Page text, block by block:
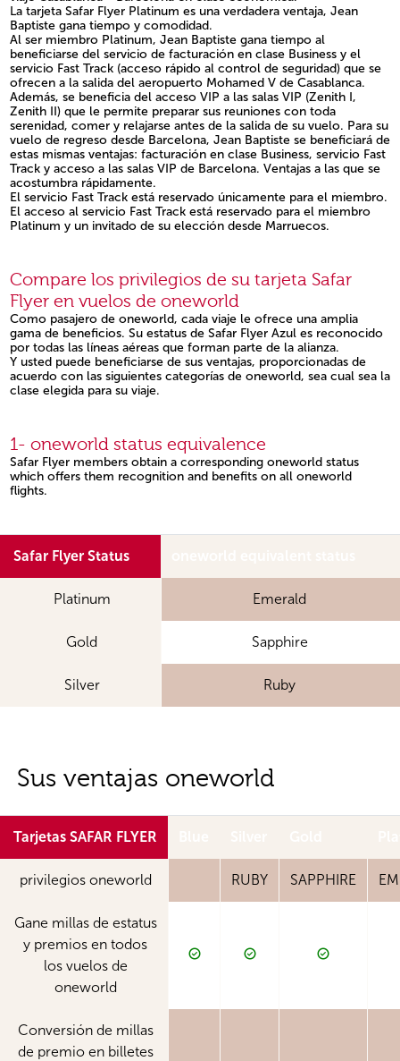
La tarjeta Safar Flyer Platinum es una verdadera ventaja, Jean
Baptiste gana tiempo y comodidad.
Al ser miembro Platinum, Jean Baptiste gana tiempo al
beneficiarse del servicio de facturación en clase Business y el
servicio Fast Track (acceso rápido al control de seguridad) que se
ofrecen a la salida del aeropuerto Mohamed V de Casablanca.
Además, se beneficia del acceso VIP a las salas VIP (Zenith I,
Zenith II) que le permite preparar sus reuniones con toda
serenidad, comer y relajarse antes de la salida de su vuelo. Para su
vuelo de regreso desde Barcelona, Jean Baptiste se beneficiará de
estas mismas ventajas: facturación en clase Business, servicio Fast
Track y acceso a las salas VIP de Barcelona. Ventajas a las que se
acostumbra rápidamente.
El servicio Fast Track está reservado únicamente para el miembro.
El acceso al servicio Fast Track está reservado para el miembro
Platinum y un invitado de su elección desde Marruecos.
Compare los privilegios de su tarjeta Safar
Flyer en vuelos de oneworld
Como pasajero de oneworld, cada viaje le ofrece una amplia
gama de beneficios. Su estatus de Safar Flyer Azul es reconocido
por todas las líneas aéreas que forman parte de la alianza.
Y usted puede beneficiarse de sus ventajas, proporcionadas de
acuerdo con las siguientes categorías de oneworld, sea cual sea la
clase elegida para su viaje.
1- oneworld status equivalence
Safar Flyer members obtain a corresponding oneworld status
which offers them recognition and benefits on all oneworld
flights.
Safar Flyer Status
Platinum Emerald
Gold Sapphire
Silver Ruby
Sus ventajas oneworld
Tarjetas SAFAR FLYER
privilegios oneworld RUBY SAPPHIRE
Gane millas de estatus
y premios en todos
los vuelos de
oneworld
Conversión de millas
de premio en billetes